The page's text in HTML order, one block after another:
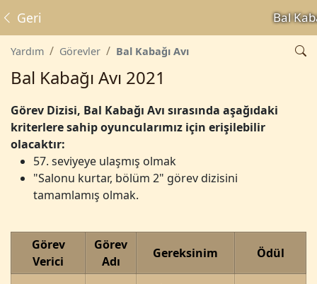
Bal
Geri
Yardım Görevler Bal Kabağı Avı
Bal Kabağı Avı 2021
Görev Dizisi, Bal Kabağı Avı sırasında aşağıdaki
kriterlere sahip oyuncularımız için erişilebilir
olacaktır:
57. seviyeye ulaşmış olmak
"Salonu kurtar, bölüm 2" görev dizisini
tamamlamış olmak.
Görev
Verici
Görev
Adı
Gereksinim Ödül